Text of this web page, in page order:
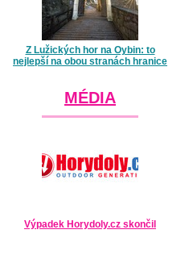
Z Lužických hor na Oybin: to
nejlepší na obou stranách hranice
MÉDIA
Výpadek Horydoly.cz skončil